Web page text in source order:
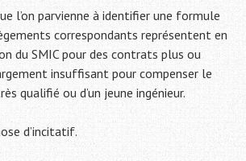
l’on parvienne à identifier une formule
correspondants représentent en
du SMIC pour des contrats plus ou
insuffisant pour compenser le
qualifié ou d’un jeune ingénieur.
d’incitatif.